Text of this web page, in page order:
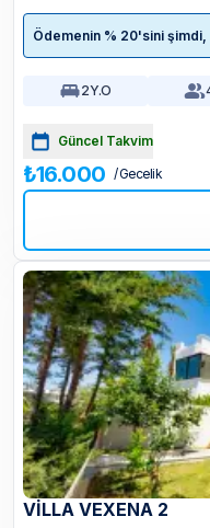
Ödemenin % 20'sini şimdi,
2Y.O
Güncel Takvim
₺16.000 / Gecelik
VİLLA VEXENA 2